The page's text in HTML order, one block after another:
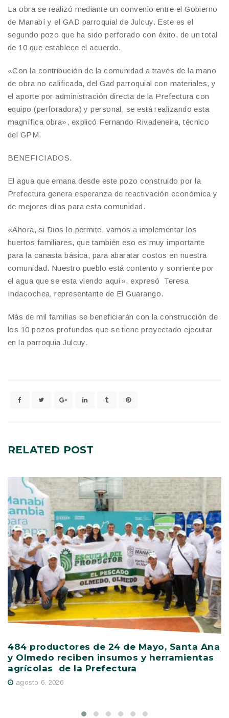
La obra se realizó mediante un convenio entre el Gobierno
de Manabí y el GAD parroquial de Julcuy. Este es el
segundo pozo que ha sido perforado con éxito, de un total
de 10 que establece el acuerdo.
«Con la contribución de la comunidad a través de la mano
de obra no calificada, del Gad parroquial con materiales, y
el aporte por administración directa de la Prefectura con
equipo (perforadora) y personal, se está realizando esta
magnífica obra», explicó Fernando Rivadeneira, técnico
del GPM.
BENEFICIADOS.
El agua que emana desde este pozo construido por la
Prefectura genera esperanza de reactivación económica y
de mejores días para esta comunidad.
«Ahora, si Dios lo permite, vamos a implementar los
huertos familiares, que también eso es muy importante
para la canasta básica, para abaratar costos en nuestra
comunidad. Nuestro pueblo está contento y sonriente por
el agua que se esta viendo aquí», expresó Teresa
Indacochea, representante de El Guarango.
Más de mil familias se beneficiarán con la construcción de
los 10 pozos profundos que se tiene proyectado ejecutar
en la parroquia Julcuy.
RELATED POST
484 productores de 24 de Mayo, Santa Ana
y Olmedo reciben insumos y herramientas
agrícolas de la Prefectura
agosto 6, 2026